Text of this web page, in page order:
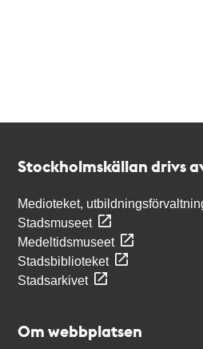
Stockholmskällan drivs
Medioteket,
Stadsmuseet
Medeltidsmuseet
Stadsbiblioteket
Stadsarkivet
Om webbplatsen